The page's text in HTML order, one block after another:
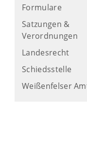
Formulare
Satzungen &
Verordnungen
Landesrecht
Schiedsstelle
Weißenfelser